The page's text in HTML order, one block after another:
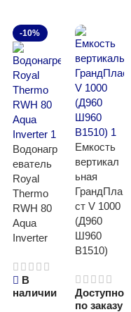
-10%
Водонагр
еватель
Royal
Thermo
RWH 80
Aqua
Inverter
В
наличии
Емкость
вертикал
ьная
ГрандПла
ст V 1000
(Д960
Ш960
В1510)
Доступно
по заказу